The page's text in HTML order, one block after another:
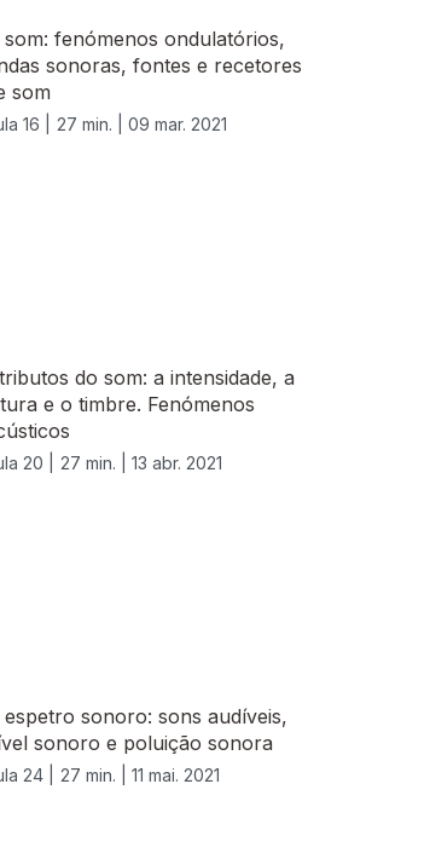
som: fenómenos ondulatórios,
sonoras, fontes e recetores
som
16 | 27 min. | 09 mar. 2021
do som: a intensidade, a
e o timbre. Fenómenos
20 | 27 min. | 13 abr. 2021
espetro sonoro: sons audíveis,
sonoro e poluição sonora
24 | 27 min. | 11 mai. 2021